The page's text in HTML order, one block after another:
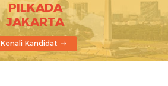
PILKADA
JAKARTA
Kenali Kandidat